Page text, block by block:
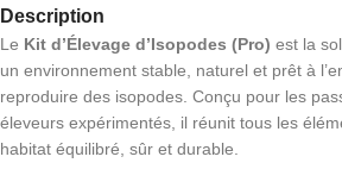
Description
Le Kit d’Élevage d’Isopodes (Pro) est la
un environnement stable, naturel et prêt à
reproduire des isopodes. Conçu pour les
éleveurs expérimentés, il réunit tous les
habitat équilibré, sûr et durable.